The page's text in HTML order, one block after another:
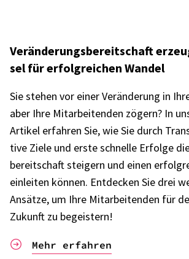
Verän­de­rungs­be­reit­schaft
sel für erfolg­rei­chen Wandel
Sie stehen vor einer Verän­de­rung in
aber Ihre Mitar­bei­ten­den zögern? In
Arti­kel erfah­ren Sie, wie Sie durch
tive Ziele und erste schnelle Erfolge
be­reit­schaft stei­gern und einen
einlei­ten können. Entde­cken Sie drei
Ansätze, um Ihre Mitar­bei­ten­den für
Zukunft zu begeis­tern!
Mehr erfahren